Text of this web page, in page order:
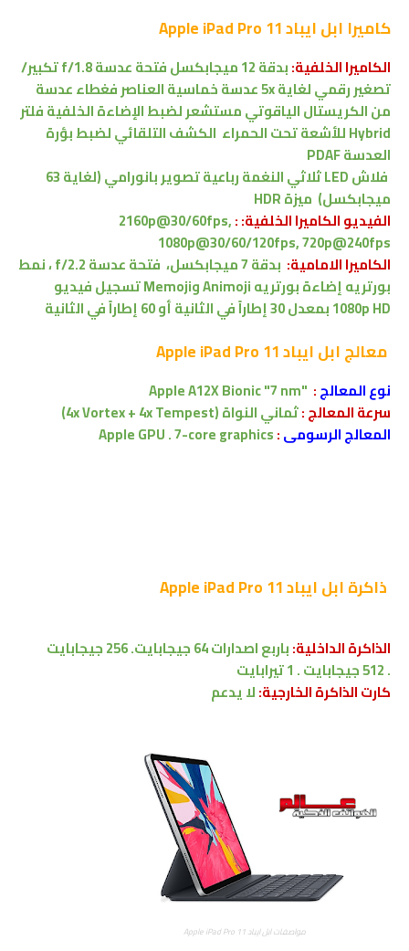
كاميرا ابل ايباد Apple iPad Pro 11
الكاميرا الخلفية:بدقة 12 ميجابكسل فتحة عدسة f/1.8
تكبير/
تصغير رقمي لغاية 5x عدسة خماسية العناصر فغطاء عدسة
من الكريستال الياقوتي مستشعر لضبط الإضاءة الخلفية فلتر
Hybrid للأشعة تحت الحمراء
الكشف التلقائي لضبط بؤرة
العدسة PDAF
فلاشLEDثلاثي النغمة
رباعية تصوير بانورامي (لغاية 63
ميجابكسل) ميزة HDR
الفيديو الكاميرا الخلفية: :2160p@30/60fps,
1080p@30/60/120fps, 720p@240fps
الكاميرا الامامية: بدقة 7 ميجابكسل ، فتحة عدسة f/2.2 ،نمط
بورتريه إضاءة بورتريه Animoji وMemoji تسجيل فيديو
1080p HD بمعدل 30 إطاراً في الثانية أو 60 إطاراً في الثانية
معالجابل ايباد Apple iPad Pro 11
نوع المعالج:
"
Apple A12X Bionic "7 nm
سرعة المعالج :ثماني النواة(4x Vortex + 4x Tempest)
المعالج الرسومى:
Apple GPU . 7-core graphics
ذاكرةابل ايباد Apple iPad Pro 11
الذاكرة الداخلية:باربع اصدارات 64 جيجابايت.256جيجابايت
.
512جيجابايت . 1 تيرابايت
كارت الذاكرة الخارجية:لا يدعم
مواصفات ابل ايباد Apple iPad Pro 11